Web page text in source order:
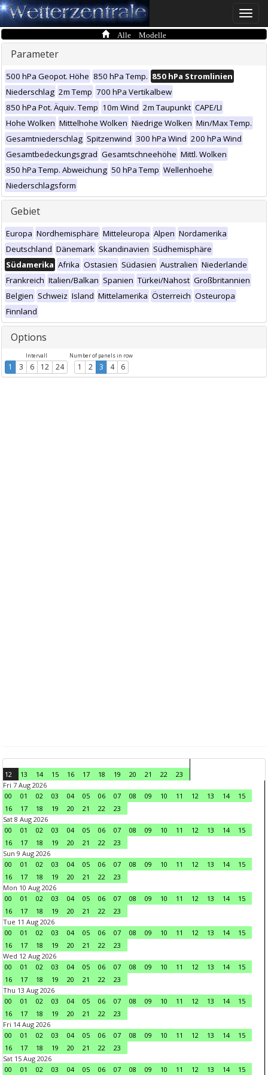
Toggle
Alle Modelle
Parameter
500 hPa Geopot. Höhe 850 hPa Temp. 850 hPa Stromlinien
Niederschlag 2m Temp 700 hPa Vertikalbew
850 hPa Pot. Äquiv. Temp 10m Wind 2m Taupunkt CAPE/LI
Hohe Wolken Mittelhohe Wolken Niedrige Wolken Min/Max Temp.
Gesamtniederschlag Spitzenwind 300 hPa Wind 200 hPa Wind
Gesamtbedeckungsgrad Gesamtschneehöhe Mittl. Wolken
850 hPa Temp. Abweichung 50 hPa Temp Wellenhoehe
Niederschlagsform
Gebiet
Europa Nordhemisphäre Mitteleuropa Alpen Nordamerika
Deutschland Dänemark Skandinavien Südhemisphäre
Südamerika Afrika Ostasien Südasien Australien Niederlande
Frankreich Italien/Balkan Spanien Türkei/Nahost Großbritannien
Belgien Schweiz Island Mittelamerika Österreich Osteuropa
Finnland
Options
Intervall
1 3 6 12 24
Number of panels in row
1 2 3 4 6
12 13 14 15 16 17 18 19 20 21 22
23
Fri 7 Aug 2026
00
01 02 03 04 05 06 07 08 09 10 11 12 13 14
15
16
17 18 19 20 21 22
23
Sat 8 Aug 2026
00
01 02 03 04 05 06 07 08 09 10 11 12 13 14
15
16
17 18 19 20 21 22
23
Sun 9 Aug 2026
00
01 02 03 04 05 06 07 08 09 10 11 12 13 14
15
16
17 18 19 20 21 22
23
Mon 10 Aug 2026
00
01 02 03 04 05 06 07 08 09 10 11 12 13 14
15
16
17 18 19 20 21 22
23
Tue 11 Aug 2026
00
01 02 03 04 05 06 07 08 09 10 11 12 13 14
15
16
17 18 19 20 21 22
23
Wed 12 Aug 2026
00
01 02 03 04 05 06 07 08 09 10 11 12 13 14
15
16
17 18 19 20 21 22
23
Thu 13 Aug 2026
00
01 02 03 04 05 06 07 08 09 10 11 12 13 14
15
16
17 18 19 20 21 22
23
Fri 14 Aug 2026
00
01 02 03 04 05 06 07 08 09 10 11 12 13 14
15
16
17 18 19 20 21 22
23
Sat 15 Aug 2026
00
01 02 03 04 05 06 07 08 09 10 11 12 13 14 15